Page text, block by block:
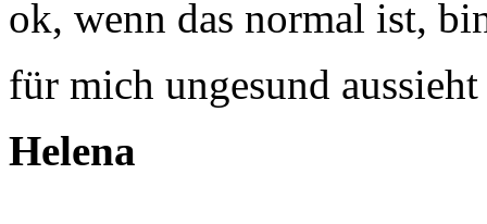
ok, wenn das normal ist,
für mich ungesund
Helena